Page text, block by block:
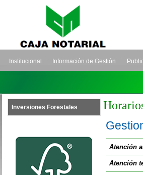
Institucional Información de Gestión
Inversiones Forestales
Atención
Atención